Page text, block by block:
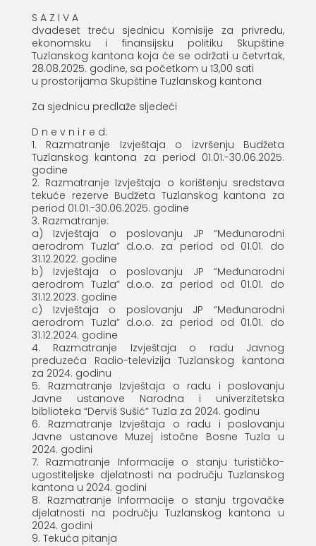
S A Z I V A
dvadeset treću sjednicu Komisije za privredu,
ekonomsku i finansijsku politiku Skupštine
Tuzlanskog kantona koja će se održati u četvrtak,
28.08.2025. godine, sa početkom u 13,00 sati
u prostorijama Skupštine Tuzlanskog kantona
Za sjednicu predlaže sljedeći
D n e v n i r e d:
1. Razmatranje Izvještaja o izvršenju Budžeta
Tuzlanskog kantona za period 01.01.-30.06.2025.
godine
2. Razmatranje Izvještaja o korištenju sredstava
tekuće rezerve Budžeta Tuzlanskog kantona za
period 01.01.-30.06.2025. godine
3. Razmatranje:
a) Izvještaja o poslovanju JP “Međunarodni
aerodrom Tuzla” d.o.o. za period od 01.01. do
31.12.2022. godine
b) Izvještaja o poslovanju JP “Međunarodni
aerodrom Tuzla” d.o.o. za period od 01.01. do
31.12.2023. godine
c) Izvještaja o poslovanju JP “Međunarodni
aerodrom Tuzla” d.o.o. za period od 01.01. do
31.12.2024. godine
4. Razmatranje Izvještaja o radu Javnog
preduzeća Radio-televizija Tuzlanskog kantona
za 2024. godinu
5. Razmatranje Izvještaja o radu i poslovanju
Javne ustanove Narodna i univerzitetska
biblioteka “Derviš Sušić” Tuzla za 2024. godinu
6. Razmatranje Izvještaja o radu i poslovanju
Javne ustanove Muzej istočne Bosne Tuzla u
2024. godini
7. Razmatranje Informacije o stanju turističko-
ugostiteljske djelatnosti na području Tuzlanskog
kantona u 2024. godini
8. Razmatranje Informacije o stanju trgovačke
djelatnosti na području Tuzlanskog kantona u
2024. godini
9. Tekuća pitanja